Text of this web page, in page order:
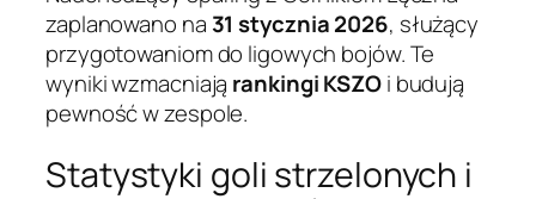
zaplanowano na 31 stycznia 2026, służący
przygotowaniom do ligowych bojów. Te
wyniki wzmacniają rankingi KSZOi budują
pewność w zespole.
Statystyki goli strzelonych i